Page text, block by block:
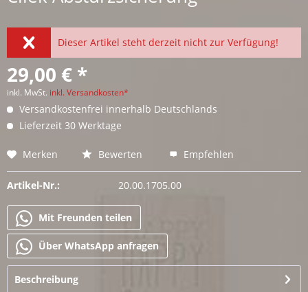
Dieser Artikel steht derzeit nicht zur Verfügung!
29,00 € *
inkl. MwSt. inkl. Versandkosten*
Versandkostenfrei innerhalb Deutschlands
Lieferzeit 30 Werktage
Merken Bewerten Empfehlen
Artikel-Nr.: 20.00.1705.00
Mit Freunden teilen
Über WhatsApp anfragen
Beschreibung